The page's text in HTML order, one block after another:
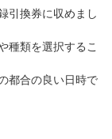
引換券に収めまし
種類を選択するこ
都合の良い日時で